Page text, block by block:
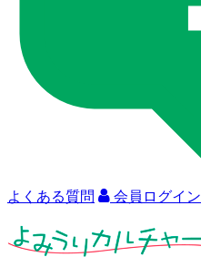
よくある質問 会員ログイン